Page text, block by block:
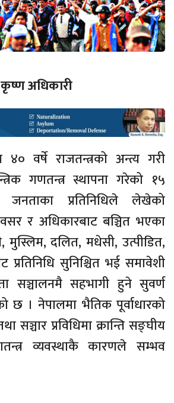
कृष्ण अधिकारी
वर्षे राजतन्त्रको अन्त्य गरी
गणतन्त्र स्थापना गरेको १५
जनताका प्रतिनिधिले लेखेको
र अधिकारबाट बञ्चित भएका
मुस्लिम, दलित, मधेसी, उत्पीडित,
प्रतिनिधि सुनिश्चित भई समावेशी
सञ्चालनमै सहभागी हुने सुवर्ण
छ । नेपालमा भैतिक पूर्वाधारको
सञ्चार प्रविधिमा क्रान्ति सङ्घीय
व्यवस्थाकै कारणले सम्भव